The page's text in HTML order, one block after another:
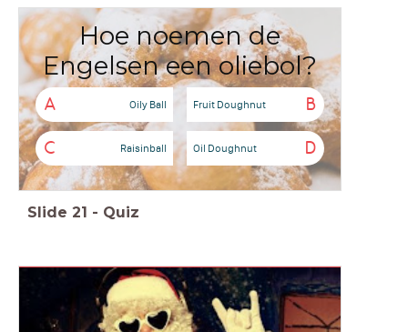
Hoe noemen de
Engelsen een oliebol?
A Oily Ball B
Fruit Doughnut
C Raisinball D
Oil Doughnut
Slide 21 - Quiz